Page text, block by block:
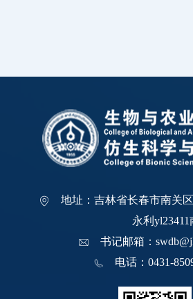
地址：吉林省长春市南关
永利yl23411南
书记邮箱：
电话：0431-